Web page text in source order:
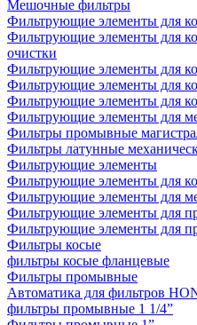
Мешочные фильтры
Фильтрующие элементы для
Фильтрующие элементы для
очистки
Фильтрующие элементы для
Фильтрующие элементы для
Фильтрующие элементы для
Фильтрующие элементы для
Фильтры промывные
Фильтры латунные
Фильтрующие элементы
Фильтрующие элементы для
Фильтрующие элементы для
Фильтрующие элементы для
Фильтрующие элементы для
Фильтры косые
фильтры косые фланцевые
Фильтры промывные
Автоматика для фильтров
фильтры промывные 1 1/4”